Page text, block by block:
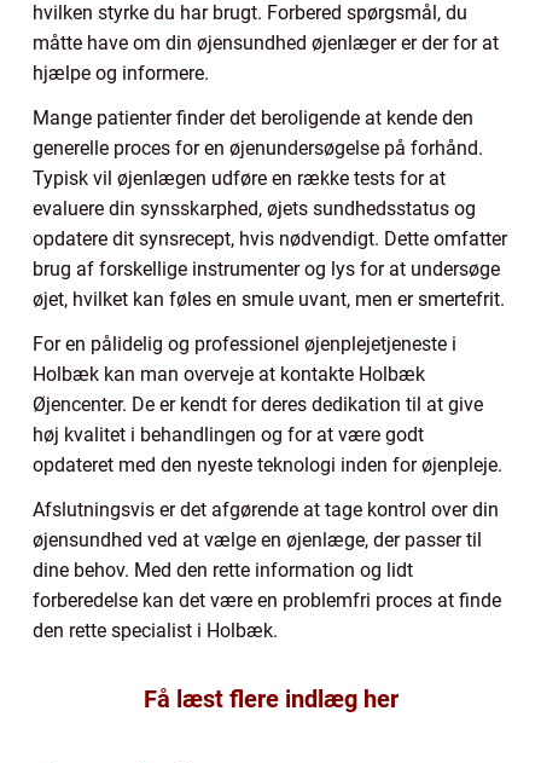
hvilken styrke du har brugt. Forbered spørgsmål, du
måtte have om din øjensundhed øjenlæger er der for at
hjælpe og informere.
Mange patienter finder det beroligende at kende den
generelle proces for en øjenundersøgelse på forhånd.
Typisk vil øjenlægen udføre en række tests for at
evaluere din synsskarphed, øjets sundhedsstatus og
opdatere dit synsrecept, hvis nødvendigt. Dette omfatter
brug af forskellige instrumenter og lys for at undersøge
øjet, hvilket kan føles en smule uvant, men er smertefrit.
For en pålidelig og professionel øjenplejetjeneste i
Holbæk kan man overveje at kontakte Holbæk
Øjencenter. De er kendt for deres dedikation til at give
høj kvalitet i behandlingen og for at være godt
opdateret med den nyeste teknologi inden for øjenpleje.
Afslutningsvis er det afgørende at tage kontrol over din
øjensundhed ved at vælge en øjenlæge, der passer til
dine behov. Med den rette information og lidt
forberedelse kan det være en problemfri proces at finde
den rette specialist i Holbæk.
Få læst flere indlæg her